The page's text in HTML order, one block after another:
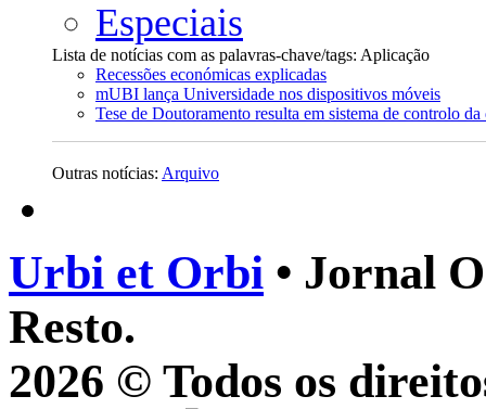
Especiais
Lista de notícias com as palavras-chave/tags: Aplicação
Recessões económicas explicadas
mUBI lança Universidade nos dispositivos móveis
Tese de Doutoramento resulta em sistema de controlo da
Outras notícias: Arquivo
Urbi et Orbi • Jornal
Resto.
2026 © Todos os